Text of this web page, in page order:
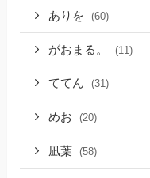
ありを (60)
がおまる。 (11)
ててん (31)
めお (20)
凪葉 (58)